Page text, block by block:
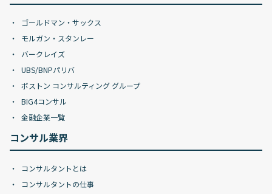
ゴールドマン・サックス
モルガン・スタンレー
バークレイズ
UBS/BNPパリバ
ボストン コンサルティング グループ
BIG4コンサル
金融企業一覧
コンサル業界
コンサルタントとは
コンサルタントの仕事